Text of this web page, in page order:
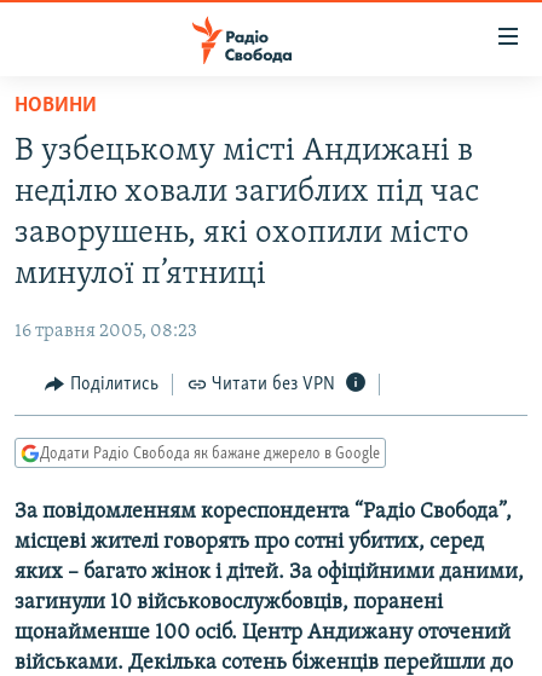
Перейти
основного
матеріалу
до
основної
Перейти
пошуку
РАДІО СВОБОДА – 70 РОКІВ
ВСЕ ЗА ДОБУ
СУСПІЛЬСТВО
КУЛЬТУРА
СПОРТ
СВІТ
ДОНБАС.РЕАЛІЇ
КРИМ.РЕАЛІЇ
ТИ ЯК?
КИТАЙ.ВИКЛИКИ
МУЛЬТИМЕДІА
ФОТО
СПЕЦПРОЄКТИ
НОВИНИ
В узбецькому місті Андижані в
неділю ховали загиблих під час
заворушень, які охопили місто
минулої п’ятниці
16 травня 2005, 08:23
Поділитись Читати без VPN
Додати Радіо Свобода як бажане джерело в Google
За повідомленням кореспондента “Радіо Свобода”,
місцеві жителі говорять про сотні убитих, серед
яких – багато жінок і дітей. За офіційними даними,
загинули 10 військовослужбовців, поранені
щонайменше 100 осіб. Центр Андижану оточений
військами. Декілька сотень біженців перейшли до